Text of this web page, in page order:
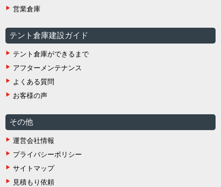
営業倉庫
テント倉庫建設ガイド
テント倉庫ができるまで
アフターメンテナンス
よくある質問
お客様の声
その他
運営会社情報
プライバシーポリシー
サイトマップ
見積もり依頼